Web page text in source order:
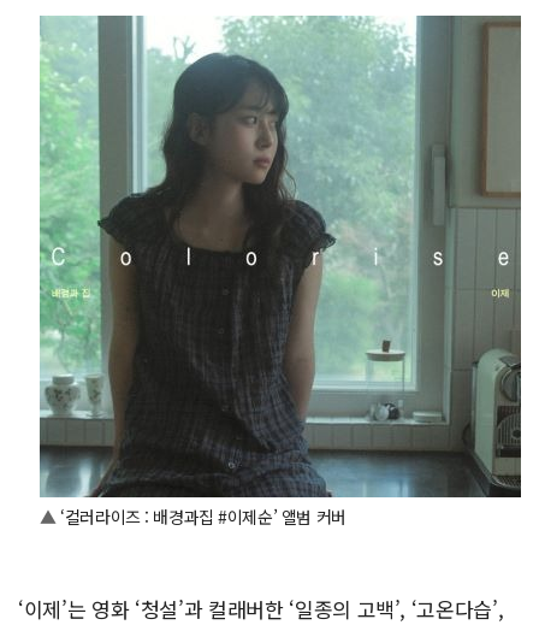
▲ ‘컬러라이즈 : 배경과집 #이제순’ 앨범 커버
‘이제’는 영화 ‘청설’과 컬래버한 ‘일종의 고백’, ‘고온다습’,